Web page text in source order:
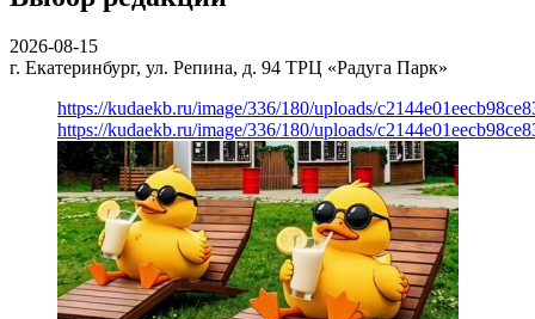
2026-08-15
г. Екатеринбург, ул. Репина, д. 94 ТРЦ «Радуга Парк»
https://kudaekb.ru/image/336/180/uploads/
https://kudaekb.ru/image/336/180/uploads/